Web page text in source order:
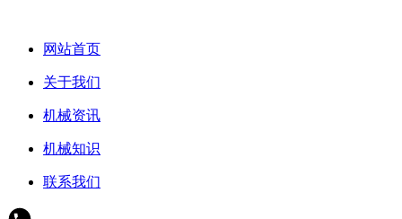
网站首页
关于我们
机械资讯
机械知识
联系我们